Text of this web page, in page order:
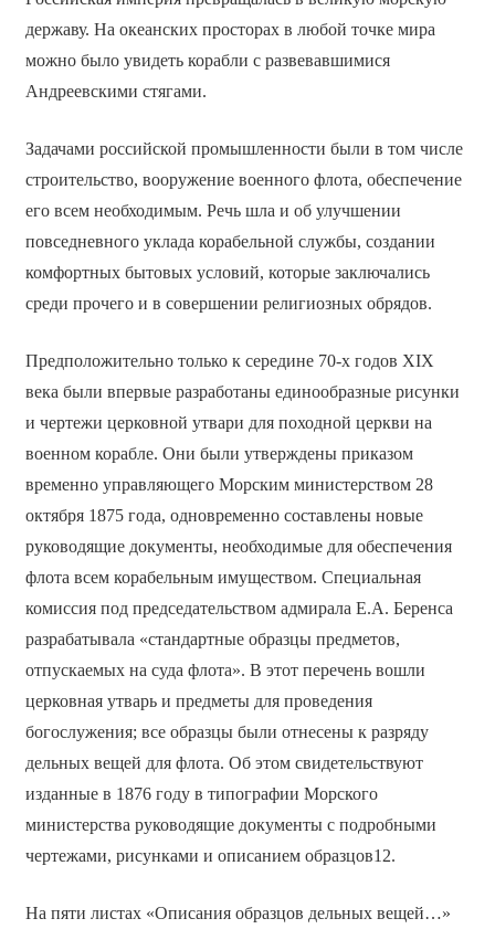
державу. На океанских просторах в любой точке мира
можно было увидеть корабли с развевавшимися
Андреевскими стягами.
Задачами российской промышленности были в том числе
строительство, вооружение военного флота, обеспечение
его всем необходимым. Речь шла и об улучшении
повседневного уклада корабельной службы, создании
комфортных бытовых условий, которые заключались
среди прочего и в совершении религиозных обрядов.
Предположительно только к середине 70-х годов XIX
века были впервые разработаны единообразные рисунки
и чертежи церковной утвари для походной церкви на
военном корабле. Они были утверждены приказом
временно управляющего Морским министерством 28
октября 1875 года, одновременно составлены новые
руководящие документы, необходимые для обеспечения
флота всем корабельным имуществом. Специальная
комиссия под председательством адмирала Е.А. Беренса
разрабатывала «стандартные образцы предметов,
отпускаемых на суда флота». В этот перечень вошли
церковная утварь и предметы для проведения
богослужения; все образцы были отнесены к разряду
дельных вещей для флота. Об этом свидетельствуют
изданные в 1876 году в типографии Морского
министерства руководящие документы с подробными
чертежами, рисунками и описанием образцов12.
На пяти листах «Описания образцов дельных вещей…»